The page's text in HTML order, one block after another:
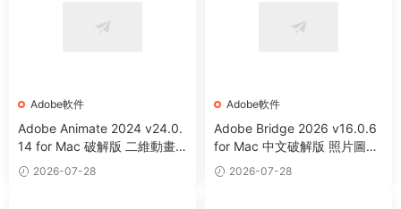
Adobe軟件
Adobe Animate 2024 v24.0.
14 for Mac 破解版 二維動畫
制作軟件
2026-07-28
Adobe軟件
Adobe Bridge 2026 v16.0.6
for Mac 中文破解版 照片圖像
等資源管理器
2026-07-28